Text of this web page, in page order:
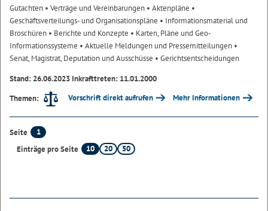
Gutachten • Verträge und Vereinbarungen • Aktenpläne •
Geschäftsverteilungs- und Organisationspläne • Informationsmaterial und
Broschüren • Berichte und Konzepte • Karten, Pläne und Geo-
Informationssysteme • Aktuelle Meldungen und Pressemitteilungen •
Senat, Magistrat, Deputation und Ausschüsse • Gerichtsentscheidungen
Stand: 26.06.2023 Inkrafttreten: 11.01.2000
Themen:
Vorschrift direkt aufrufen Mehr Informationen
Seite
1
Einträge pro Seite
10 20 50